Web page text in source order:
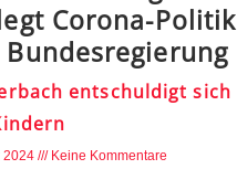
Corona-Politik
entschuldigt sich
2024 Keine Kommentare